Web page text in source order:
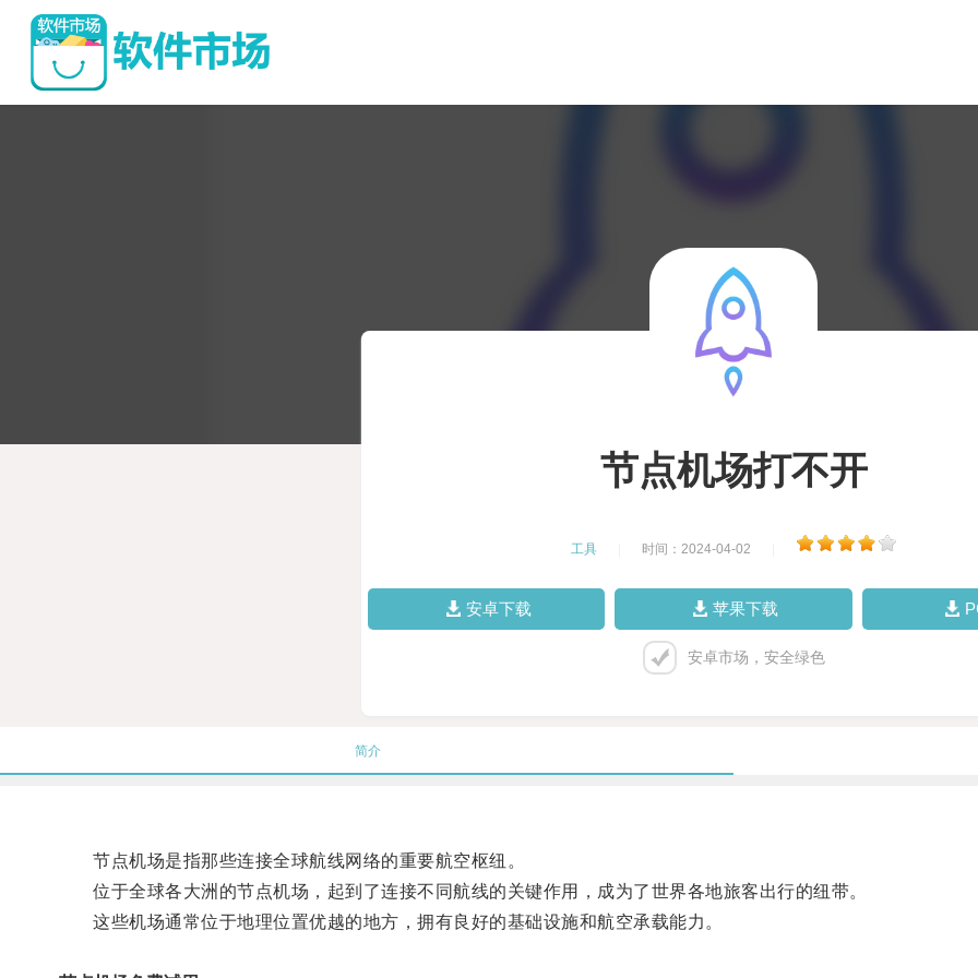
节点机场打不开
工具 时间：2024-04-02
安卓下载 苹果下载
安卓市场，安全绿色
简介
节点机场是指那些连接全球航线网络的重要航空枢纽。
位于全球各大洲的节点机场，起到了连接不同航线的关键作用，成为了世界各地旅客出行的纽带。
这些机场通常位于地理位置优越的地方，拥有良好的基础设施和航空承载能力。